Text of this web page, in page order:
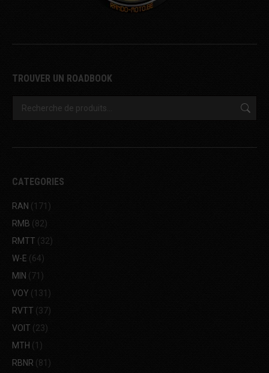
TROUVER UN ROADBOOK
CATEGORIES
RAN (171)
RMB (82)
RMTT (32)
W-E (64)
MIN (71)
VOY (131)
RVTT (37)
VOIT (23)
MTH (1)
RBNR (81)